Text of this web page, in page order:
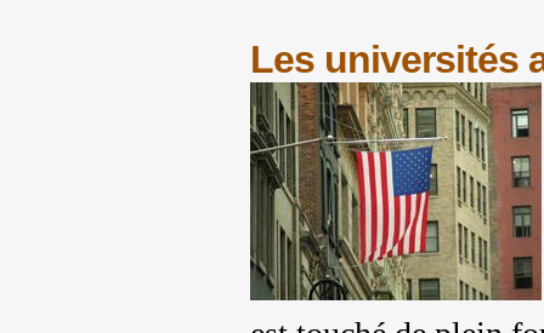
Les universités